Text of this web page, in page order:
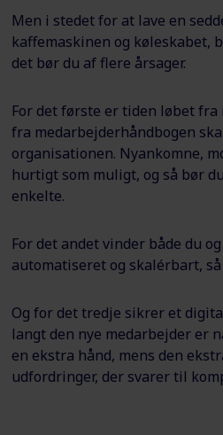
Men i stedet for at lave en
kaffemaskinen og køleskabet,
det bør du af flere årsager.
For det første er tiden løbet
fra medarbejderhåndbogen
organisationen. Nyankomne,
hurtigt som muligt, og så bør
enkelte.
For det andet vinder både du
automatiseret og skalérbart,
Og for det tredje sikrer et
langt den nye medarbejder er
en ekstra hånd, mens den
udfordringer, der svarer til